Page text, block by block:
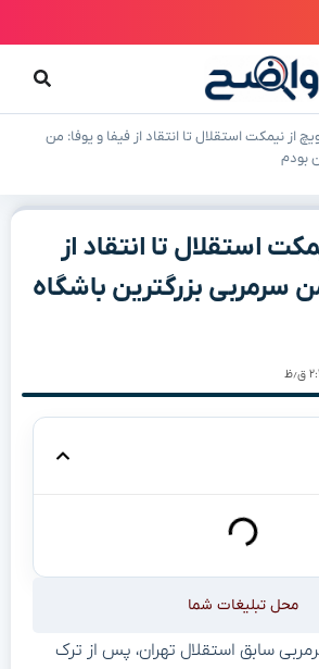
از نیمکت استقلال تا انتقاد از فیفا و یوفا: من
بودم
استقلال تا انتقاد از
سرمربی بزرگترین باشگاه
محل تبلیغات شما
سابق استقلال تهران، پس از ترک